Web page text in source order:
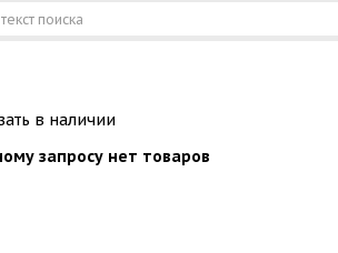
в наличии
запросу нет товаров